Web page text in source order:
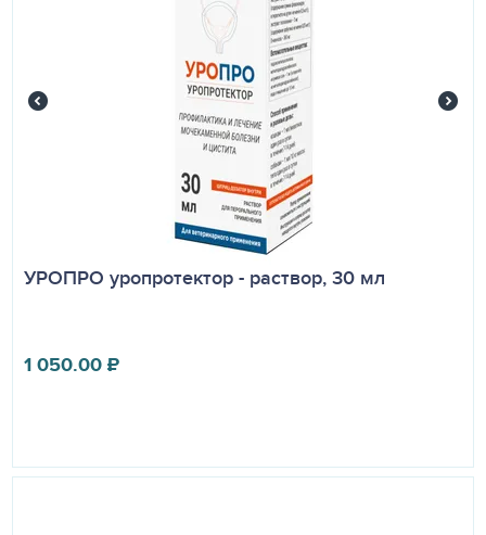
УРОПРО уропротектор - раствор, 30 мл
1 050.00₽